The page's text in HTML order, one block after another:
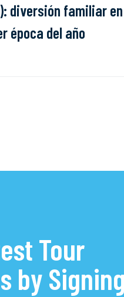
diversión familiar en
época del año
Tour
by